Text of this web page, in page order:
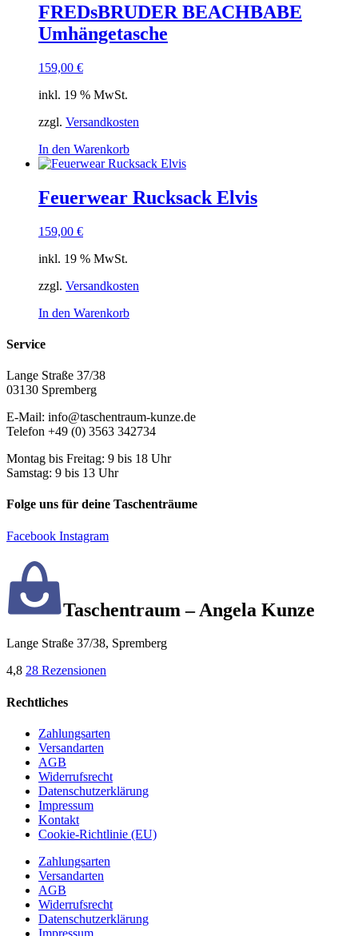
FREDsBRUDER BEACHBABE
Umhängetasche
159,00 €
inkl. 19 % MwSt.
zzgl. Versandkosten
In den Warenkorb
Feuerwear Rucksack Elvis
159,00 €
inkl. 19 % MwSt.
zzgl. Versandkosten
In den Warenkorb
Service
Lange Straße 37/38
03130 Spremberg
E-Mail: info@taschentraum-kunze.de
Telefon +49 (0) 3563 342734
Montag bis Freitag: 9 bis 18 Uhr
Samstag: 9 bis 13 Uhr
Folge uns für deine Taschenträume
Facebook Instagram
Taschentraum – Angela Kunze
Lange Straße 37/38, Spremberg
4,8 28 Rezensionen
Rechtliches
Zahlungsarten
Versandarten
AGB
Widerrufsrecht
Datenschutzerklärung
Impressum
Kontakt
Cookie-Richtlinie (EU)
Zahlungsarten
Versandarten
AGB
Widerrufsrecht
Datenschutzerklärung
Impressum